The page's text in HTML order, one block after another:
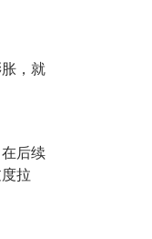
，就
后续
拉